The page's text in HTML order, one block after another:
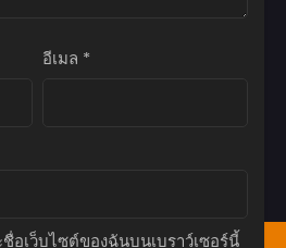
อีเมล *
อเว็บไซต์ของฉันบนเบราว์เซอร์นี้
มังงะ(ญี่ปุ่น) มังฮวา(เกาหลี)